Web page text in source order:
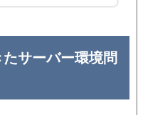
気になったのは「どこのサーバーが一
サーバー環境問